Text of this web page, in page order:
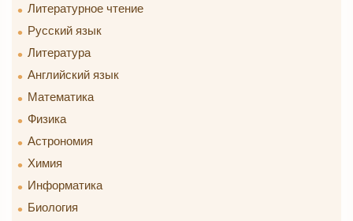
Литературное чтение
Русский язык
Литература
Английский язык
Математика
Физика
Астрономия
Химия
Информатика
Биология